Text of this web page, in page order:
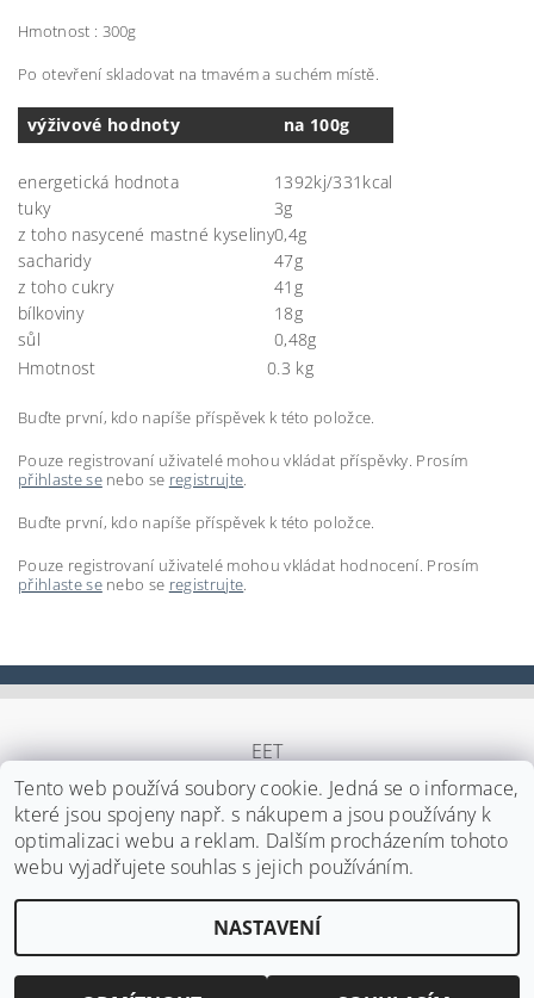
Hmotnost : 300g
Po otevření skladovat na tmavém a suchém místě.
výživové hodnoty na 100g
energetická hodnota
1392kj/331kcal
tuky
3g
z toho nasycené mastné kyseliny0,4g
sacharidy
47g
z toho cukry
41g
bílkoviny
18g
sůl
0,48g
Hmotnost
0.3 kg
Buďte první, kdo napíše příspěvek k této položce.
Pouze registrovaní uživatelé mohou vkládat příspěvky. Prosím
přihlaste senebo se registrujte.
Buďte první, kdo napíše příspěvek k této položce.
Pouze registrovaní uživatelé mohou vkládat hodnocení. Prosím
přihlaste senebo se registrujte.
EET
2026 ©Japa Foods s.r.o. , všechna práva vyhrazenaUpravit nastavení cookies
Vytvořil Shoptet
Tento web používá soubory cookie. Jedná se o informace,
které jsou spojeny např. s nákupem a jsou používány k
optimalizaci webu a reklam. Dalším procházením tohoto
webu vyjadřujete souhlas s jejich používáním.
NASTAVENÍ